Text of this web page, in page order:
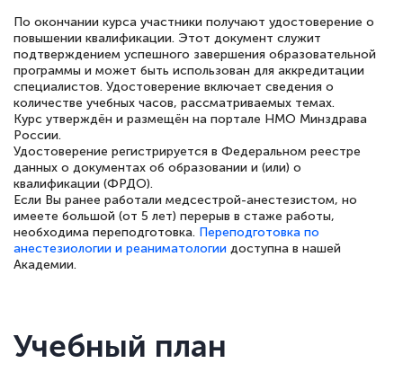
квалификации. Ещё раз - СПАСИБО!
Елена Петрикс
11 марта 2026
Всем добрый день! Я прошла курс
повышени каалификации по
специальности «Тренер-преподаватель
оперативно связались со мной
специалисты, ответили на все
По окончании курса участники получают удостоверение о
повышении квалификации. Этот документ служит
подтверждением успешного завершения образовательной
программы и может быть использован для аккредитации
специалистов. Удостоверение включает сведения о
количестве учебных часов, рассматриваемых темах.
Курс утверждён и размещён на портале НМО Минздрава
России.
Удостоверение регистрируется в Федеральном реестре
данных о документах об образовании и (или) о
квалификации (ФРДО).
Если Вы ранее работали медсестрой-анестезистом, но
имеете большой (от 5 лет) перерыв в стаже работы,
необходима переподготовка. Переподготовка по
анестезиологии и реаниматологии доступна в нашей
Академии.
Учебный план